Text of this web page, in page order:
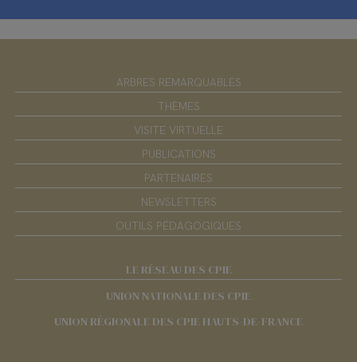
ARBRES REMARQUABLES
THÈMES
VISITE VIRTUELLE
PUBLICATIONS
PARTENAIRES
NEWSLETTERS
OUTILS PÉDAGOGIQUES
LE RÉSEAU DES CPIE
UNION NATIONALE DES CPIE
UNION RÉGIONALE DES CPIE HAUTS-DE-FRANCE